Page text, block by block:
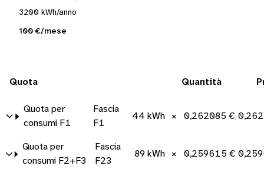
3200 kWh/anno
100 €/mese
Quota Quantità
Quota per
consumi F1
Fascia
F1
44 kWh × 0,262085 €/kWh
Quota per
consumi F2+F3
Fascia
F23
89 kWh × 0,259615 €/kWh